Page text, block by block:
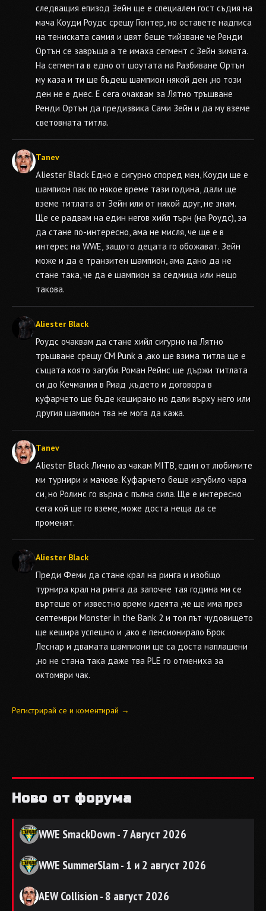
следващия епизод Зейн ще е специален гост съдия на
мача Коуди Роудс срещу Гюнтер, но оставете надписа
на тениската самия и цвят беше тийзване че Ренди
Ортън се завръща а те имаха сегмент с Зейн зимата.
На сегмента в едно от шоутата на Разбиване Ортън
му каза и ти ще бъдеш шампион някой ден ,но този
ден не е днес. E сега очаквам за Лятно тръшване
Ренди Ортън да предизвика Сами Зейн и да му вземе
световната титла.
Tanev
Aliester Black Едно е сигурно според мен, Коуди ще е
шампион пак по някое време тази година, дали ще
вземе титлата от Зейн или от някой друг, не знам.
Ще се радвам на един негов хийл търн (на Роудс), за
да стане по-интересно, ама не мисля, че ще е в
интерес на WWE, защото децата го обожават. Зейн
може и да е транзитен шампион, ама дано да не
стане така, че да е шампион за седмица или нещо
такова.
Aliester Black
Роудс очаквам да стане хийл сигурно на Лятно
тръшване срещу CM Punk а ,ако ще взима титла ще е
същата която загуби. Роман Рейнс ще държи титлата
си до Кечмания в Риад ,където и договора в
куфарчето ще бъде кеширано но дали върху него или
другия шампион тва не мога да кажа.
Tanev
Aliester Black Лично аз чакам MITB, един от любимите
ми турнири и мачове. Куфарчето беше изгубило чара
си, но Ролинс го върна с пълна сила. Ще е интересно
сега кой ще го вземе, може доста неща да се
променят.
Aliester Black
Преди Феми да стане крал на ринга и изобщо
турнира крал на ринга да започне тая година ми се
въртеше от известно време идеята ,че ще има през
септември Monster in the Bank 2 и тоя път чудовището
ще кешира успешно и ,ако е пенсионирало Брок
Леснар и двамата шампиони ще са доста наплашени
,но не стана така даже тва PLE го отмениха за
октомври чак.
Регистрирай се и коментирай →
Ново от форума
WWE SmackDown - 7 Август 2026
WWE SummerSlam - 1 и 2 август 2026
AEW Collision - 8 август 2026